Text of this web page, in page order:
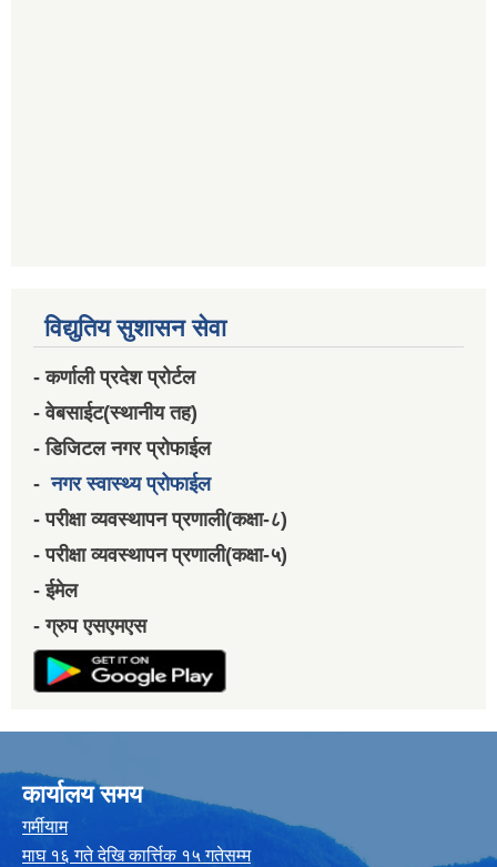
विद्युतिय सुशासन सेवा
- कर्णाली प्रदेश प्रोर्टल
- वेबसाईट(स्थानीय तह)
- डिजिटल नगर प्रोफाईल
-नगर स्वास्थ्य प्रोफाईल
- परीक्षा व्यवस्थापन प्रणाली(कक्षा-८)
- परीक्षा व्यवस्थापन प्रणाली(कक्षा-५)
- ईमेल
- ग्रुप एसएमएस
कार्यालय समय
गर्मीयाम
माघ १६ गते देखि कार्त्तिक १५ गतेसम्म